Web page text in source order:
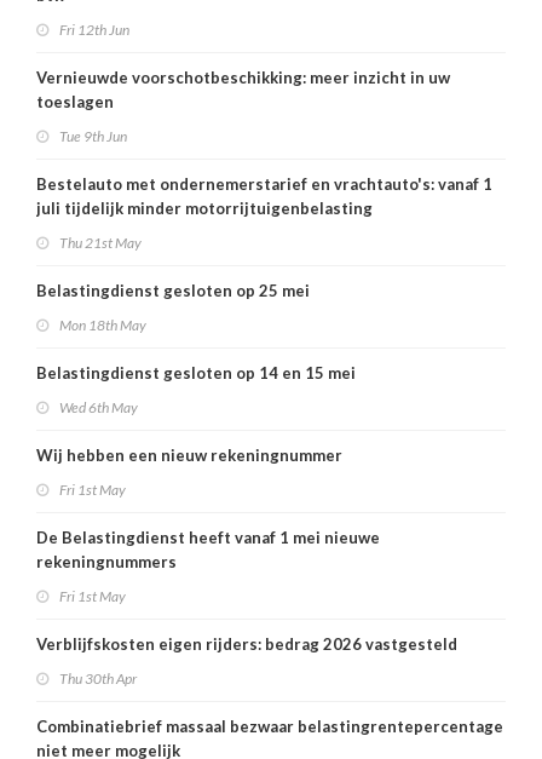
Fri 12th Jun
Vernieuwde voorschotbeschikking: meer inzicht in uw
toeslagen
Tue 9th Jun
Bestelauto met ondernemerstarief en vrachtauto's: vanaf 1
juli tijdelijk minder motorrijtuigenbelasting
Thu 21st May
Belastingdienst gesloten op 25 mei
Mon 18th May
Belastingdienst gesloten op 14 en 15 mei
Wed 6th May
Wij hebben een nieuw rekeningnummer
Fri 1st May
De Belastingdienst heeft vanaf 1 mei nieuwe
rekeningnummers
Fri 1st May
Verblijfskosten eigen rijders: bedrag 2026 vastgesteld
Thu 30th Apr
Combinatiebrief massaal bezwaar belastingrentepercentage
niet meer mogelijk